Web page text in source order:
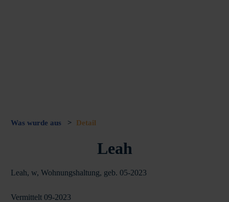
Was wurde aus > Detail
Leah
Leah, w, Wohnungshaltung, geb. 05-2023
Vermittelt 09-2023